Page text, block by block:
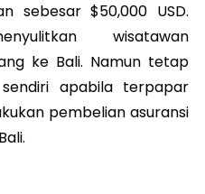
sebesar $50,000 USD.
wisatawan
ke Bali. Namun tetap
apabila terpapar
pembelian asuransi